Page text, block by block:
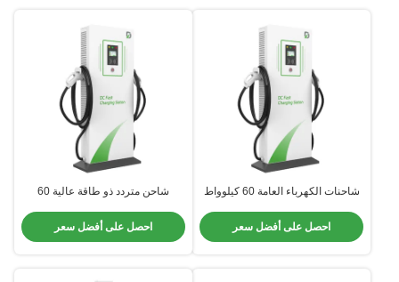
شاحنات الكهرباء العامة 60 كيلوواط
Foton Yutong CCS/GBT Port
احصل على أفضل سعر
شاحن متردد ذو طاقة عالية 60
CCS2 مقاوم للمياه
احصل على أفضل سعر